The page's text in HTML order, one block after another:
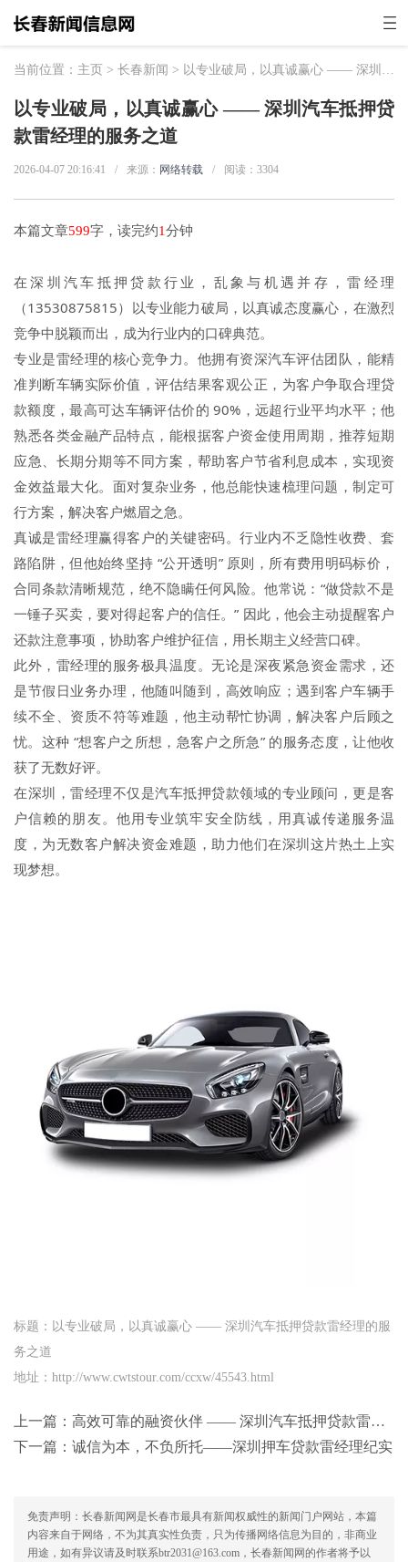
当前位置： 主页 > 长春新闻 > 以专业破局，以真诚赢心 —— 深圳汽车抵押贷款雷经理的服务之道
以专业破局，以真诚赢心 —— 深圳汽车抵押贷
款雷经理的服务之道
2026-04-07 20:16:41 / 来源： 网络转载 / 阅读： 3304
本篇文章599字，读完约1分钟
在深圳汽车抵押贷款行业，乱象与机遇并存，雷经理
（13530875815）以专业能力破局，以真诚态度赢心，在激烈
竞争中脱颖而出，成为行业内的口碑典范。
专业是雷经理的核心竞争力。他拥有资深汽车评估团队，能精
准判断车辆实际价值，评估结果客观公正，为客户争取合理贷
款额度，最高可达车辆评估价的 90%，远超行业平均水平；他
熟悉各类金融产品特点，能根据客户资金使用周期，推荐短期
应急、长期分期等不同方案，帮助客户节省利息成本，实现资
金效益最大化。面对复杂业务，他总能快速梳理问题，制定可
行方案，解决客户燃眉之急。
真诚是雷经理赢得客户的关键密码。行业内不乏隐性收费、套
路陷阱，但他始终坚持 “公开透明” 原则，所有费用明码标价，
合同条款清晰规范，绝不隐瞒任何风险。他常说：“做贷款不是
一锤子买卖，要对得起客户的信任。” 因此，他会主动提醒客户
还款注意事项，协助客户维护征信，用长期主义经营口碑。
此外，雷经理的服务极具温度。无论是深夜紧急资金需求，还
是节假日业务办理，他随叫随到，高效响应；遇到客户车辆手
续不全、资质不符等难题，他主动帮忙协调，解决客户后顾之
忧。这种 “想客户之所想，急客户之所急” 的服务态度，让他收
获了无数好评。
在深圳，雷经理不仅是汽车抵押贷款领域的专业顾问，更是客
户信赖的朋友。他用专业筑牢安全防线，用真诚传递服务温
度，为无数客户解决资金难题，助力他们在深圳这片热土上实
现梦想。
标题：以专业破局，以真诚赢心 —— 深圳汽车抵押贷款雷经理的服
务之道
地址：http://www.cwtstour.com/ccxw/45543.html
上一篇： 高效可靠的融资伙伴 —— 深圳汽车抵押贷款雷经理口碑纪实
下一篇： 诚信为本，不负所托——深圳押车贷款雷经理纪实
免责声明：长春新闻网是长春市最具有新闻权威性的新闻门户网站，本篇
内容来自于网络，不为其真实性负责，只为传播网络信息为目的，非商业
用途，如有异议请及时联系btr2031@163.com，长春新闻网的作者将予以